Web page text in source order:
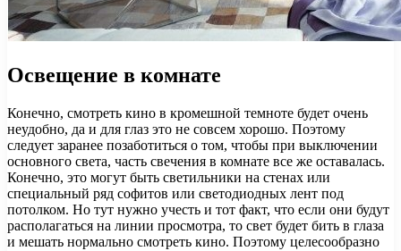
Освещение в комнате
Конечно, смотреть кино в кромешной темноте будет очень
неудобно, да и для глаз это не совсем хорошо. Поэтому
следует заранее позаботиться о том, чтобы при выключении
основного света, часть свечения в комнате все же оставалась.
Конечно, это могут быть светильники на стенах или
специальный ряд софитов или светодиодных лент под
потолком. Но тут нужно учесть и тот факт, что если они будут
располагаться на линии просмотра, то свет будет бить в глаза
и мешать нормально смотреть кино. Поэтому целесообразно